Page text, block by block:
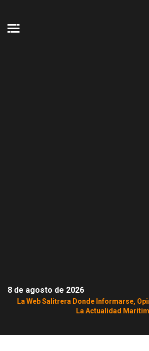
8 de agosto de 2026
La Web Salitrera Donde Informarse,
La Actualidad